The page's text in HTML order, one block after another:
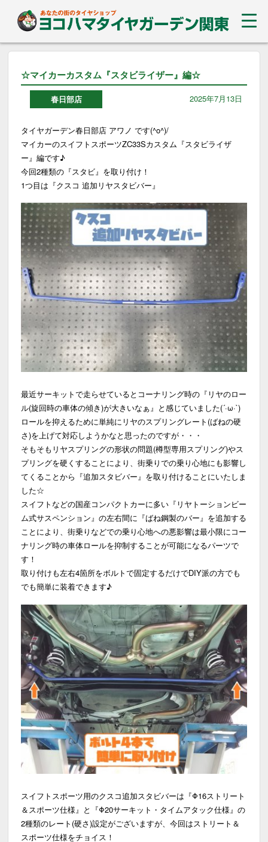
☆マイカーカスタム『スタビライザー』編☆
春日部店 2025年7月13日
タイヤガーデン春日部店 アワノ です(^o^)/
マイカーのスイフトスポーツZC33Sカスタム『スタビライザ
ー』編です♪
今回2種類の『スタビ』を取り付け！
1つ目は『クスコ 追加リヤスタビバー』
最近サーキットで走らせているとコーナリング時の『リヤのロー
ル(旋回時の車体の傾き)が大きいなぁ』と感じていました(´·ω·`)
ロールを抑えるために単純にリヤのスプリングレート(ばねの硬
さ)を上げて対応しようかなと思ったのですが・・・
そもそもリヤスプリングの形状の問題(樽型専用スプリング)やス
プリングを硬くすることにより、街乗りでの乗り心地にも影響し
てくることから『追加スタビバー』を取り付けることにいたしま
した☆
スイフトなどの国産コンパクトカーに多い『リヤトーションビー
ム式サスペンション』の左右間に『ばね鋼製のバー』を追加する
ことにより、街乗りなどでの乗り心地への悪影響は最小限にコー
ナリング時の車体ロールを抑制することが可能になるパーツで
す！
取り付けも左右4箇所をボルトで固定するだけでDIY派の方でも
でも簡単に装着できます♪
スイフトスポーツ用のクスコ追加スタビバーは『Φ16ストリート
＆スポーツ仕様』と『Φ20サーキット・タイムアタック仕様』の
2種類のレート(硬さ)設定がございますが、今回はストリート＆
スポーツ仕様をチョイス！